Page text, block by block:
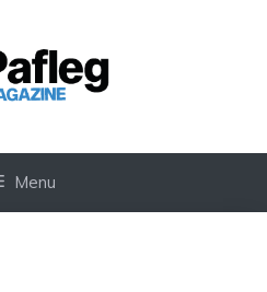
Menu